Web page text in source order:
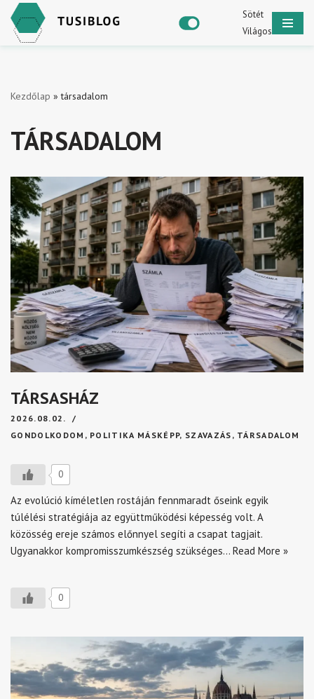
Skip
Sötét
Világos
Kezdőlap »társadalom
TÁRSADALOM
TÁRSASHÁZ
2026.08.02.
GONDOLKODOM , POLITIKA MÁSKÉPP, SZAVAZÁS , TÁRSADALOM
0
Az evolúció kíméletlen rostáján fennmaradt őseink egyik
túlélési stratégiája az együttműködési képesség volt. A
közösség ereje számos előnnyel segíti a csapat tagjait.
Ugyanakkor kompromisszumkészség szükséges… Read More »
0